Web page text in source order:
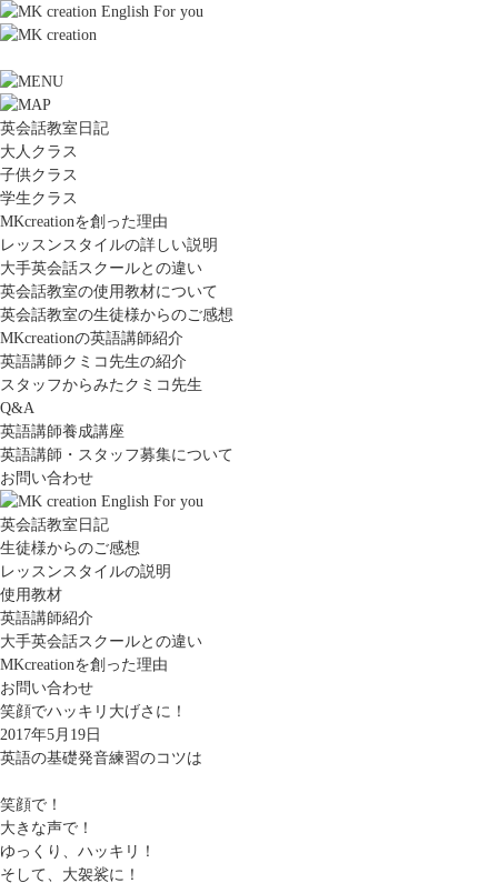
英会話教室日記
大人クラス
子供クラス
学生クラス
MKcreationを創った理由
レッスンスタイルの詳しい説明
大手英会話スクールとの違い
英会話教室の使用教材について
英会話教室の生徒様からのご感想
MKcreationの英語講師紹介
英語講師クミコ先生の紹介
スタッフからみたクミコ先生
Q&A
英語講師養成講座
英語講師・スタッフ募集について
お問い合わせ
英会話教室日記
生徒様からのご感想
レッスンスタイルの説明
使用教材
英語講師紹介
大手英会話スクールとの違い
MKcreationを創った理由
お問い合わせ
笑顔でハッキリ大げさに！
2017年5月19日
英語の基礎発音練習のコツは
笑顔で！
大きな声で！
ゆっくり、ハッキリ！
そして、大袈裟に！